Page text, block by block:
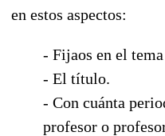
en estos aspectos:
- Fijaos en el
- El título.
- Con cuánta
profesor o